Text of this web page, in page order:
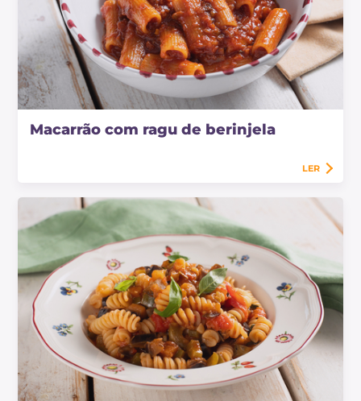
Macarrão com ragu de berinjela
LER